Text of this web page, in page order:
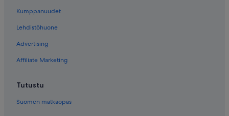
Kumppanuudet
Lehdistöhuone
Advertising
Affiliate Marketing
Tutustu
Suomen matkaopas